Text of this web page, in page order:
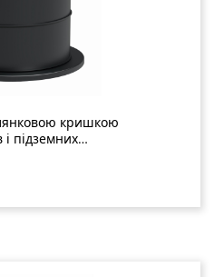
кришкою
підземних